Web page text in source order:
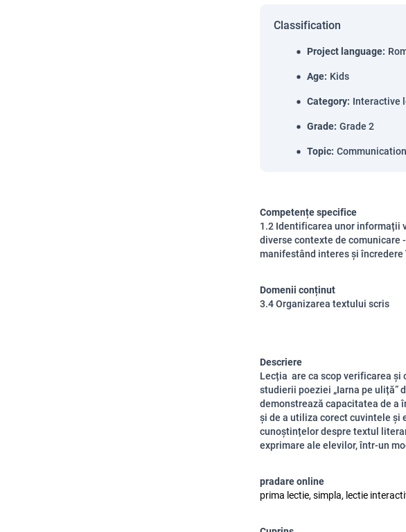
Classification
Project language:
Age: Kids
Category: Interactive
Grade: Grade 2
Topic:
Competențe specifice
1.2 Identificarea unor informații
diverse contexte de comunicare
manifestând interes și încredere
Domenii conținut
3.4 Organizarea textului scris
Descriere
Lecția are ca scop verificarea și
studierii poeziei „Iarna pe uliță”
demonstrează capacitatea de a
și de a utiliza corect cuvintele
cunoștințelor despre textul
exprimare ale elevilor, într-un
pradare online
prima lectie, simpla, lectie